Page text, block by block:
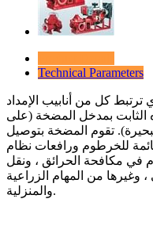
Technical Parameters
كل من أنابيب الإمداد
الثابت بمدخل المضخة (على
تقوم المضخة بتوصيل
للخرطوم ورافعات نظام
في مكافحة الحرائق ، ونقل
، وغيرها من المهام الزراعية
والمنزلية.